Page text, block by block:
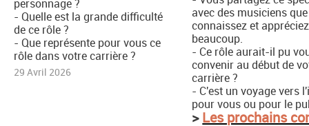
personnage ?
- Quelle est la grande difficulté
de ce rôle ?
- Que représente pour vous ce
rôle dans votre carrière ?
29 Avril 2026
avec des musiciens
connaissez et appréciez
beaucoup.
- Ce rôle aurait-il pu
convenir au début de
carrière ?
- C'est un voyage vers
pour vous ou pour le
>Les prochains